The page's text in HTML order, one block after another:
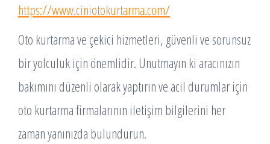
https://www.ciniotokurtarma.com/
Oto kurtarma ve çekici hizmetleri, güvenli ve sorunsuz
bir yolculuk için önemlidir. Unutmayın ki aracınızın
bakımını düzenli olarak yaptırın ve acil durumlar için
oto kurtarma firmalarının iletişim bilgilerini her
zaman yanınızda bulundurun.